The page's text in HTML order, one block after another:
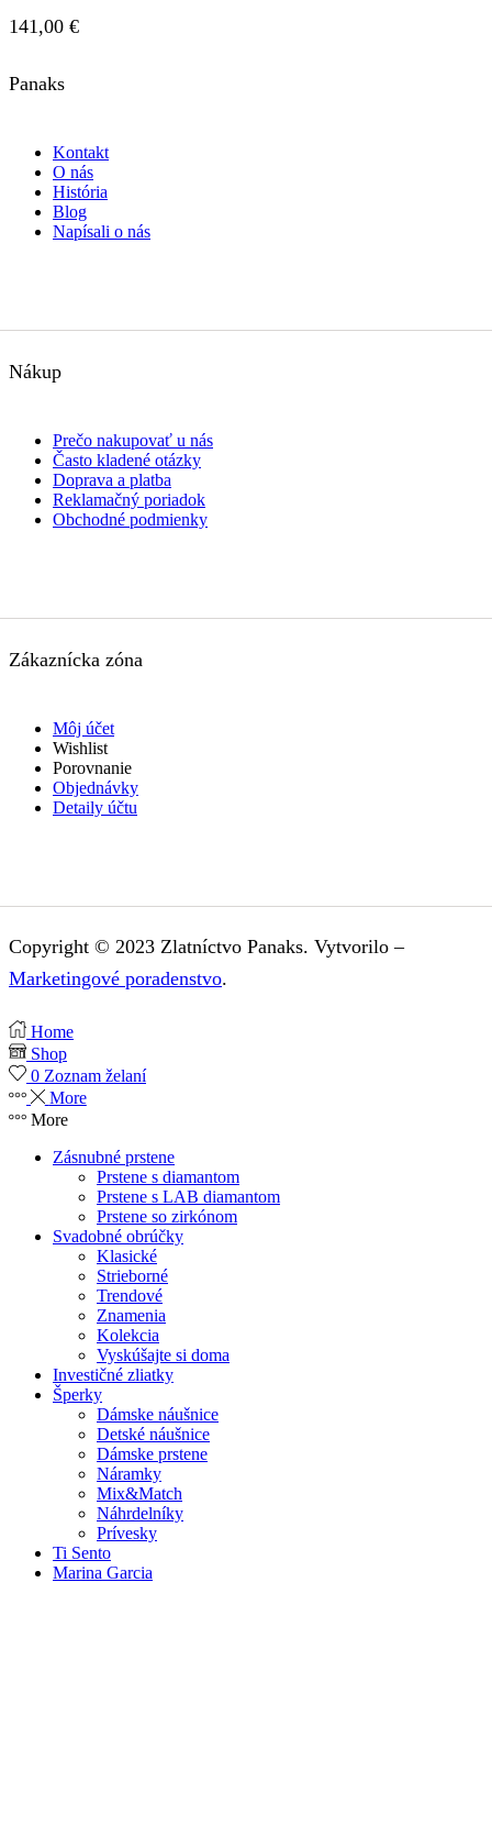
141,00 €
Panaks
Kontakt
O nás
História
Blog
Napísali o nás
Nákup
Prečo nakupovať u nás
Často kladené otázky
Doprava a platba
Reklamačný poriadok
Obchodné podmienky
Zákaznícka zóna
Môj účet
Wishlist
Porovnanie
Objednávky
Detaily účtu
Copyright © 2023 Zlatníctvo Panaks. Vytvorilo –
Marketingové poradenstvo.
Home
Shop
0 Zoznam želaní
More
More
Zásnubné prstene
Prstene s diamantom
Prstene s LAB diamantom
Prstene so zirkónom
Svadobné obrúčky
Klasické
Strieborné
Trendové
Znamenia
Kolekcia
Vyskúšajte si doma
Investičné zliatky
Šperky
Dámske náušnice
Detské náušnice
Dámske prstene
Náramky
Mix&Match
Náhrdelníky
Prívesky
Ti Sento
Marina Garcia